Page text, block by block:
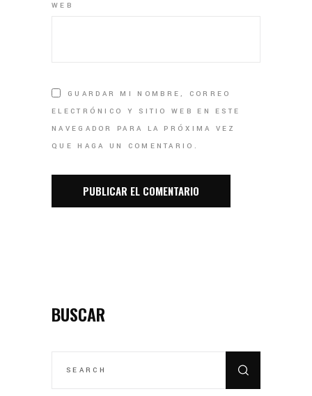
WEB
GUARDAR MI NOMBRE, CORREO
ELECTRÓNICO Y SITIO WEB EN ESTE
NAVEGADOR PARA LA PRÓXIMA VEZ
QUE HAGA UN COMENTARIO.
BUSCAR